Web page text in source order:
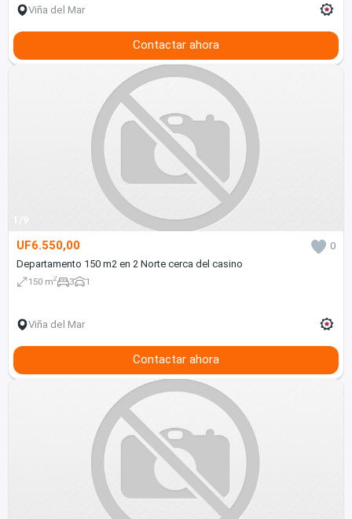
Viña del Mar
Contactar ahora
1/9
UF6.550,00
0
Departamento 150 m2 en 2 Norte cerca del casino
150 m2 3 1
Viña del Mar
Contactar ahora